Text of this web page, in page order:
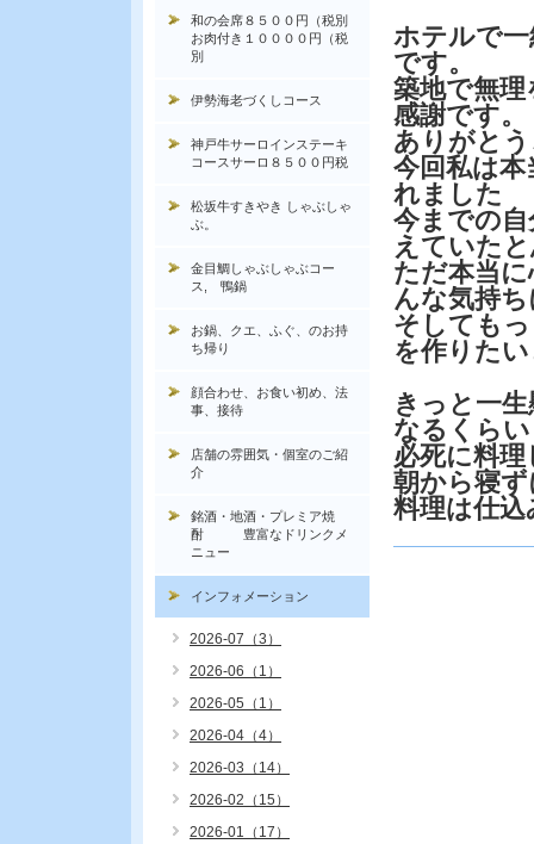
ホテルで
です。
築地で無
感謝です。
ありがと
今回私は
れました
今までの
えていた
ただ本当
んな気持
そしても
を作りた
きっと一
なるくらい
必死に料
朝から寝
料理は仕
和の会席８５００円（税別
お肉付き１００００円（税
別
伊勢海老づくしコース
神戸牛サーロインステーキ
コースサーロ８５００円税
松坂牛すきやき しゃぶしゃ
ぶ。
金目鯛しゃぶしゃぶコー
ス, 鴨鍋
お鍋、クエ、ふぐ、のお持
ち帰り
顔合わせ、お食い初め、法
事、接待
店舗の雰囲気・個室のご紹
介
銘酒・地酒・プレミア焼
酎 豊富なドリンクメ
ニュー
インフォメーション
2026-07（3）
2026-06（1）
2026-05（1）
2026-04（4）
2026-03（14）
2026-02（15）
2026-01（17）